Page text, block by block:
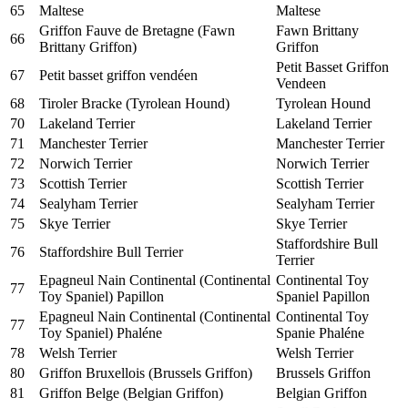
65
Maltese
Maltese
66
Griffon Fauve de Bretagne (Fawn
Brittany Griffon)
Fawn Brittany
Griffon
67
Petit basset griffon vendéen
Petit Basset Griffon
Vendeen
68
Tiroler Bracke (Tyrolean Hound)
Tyrolean Hound
70
Lakeland Terrier
Lakeland Terrier
71
Manchester Terrier
Manchester Terrier
72
Norwich Terrier
Norwich Terrier
73
Scottish Terrier
Scottish Terrier
74
Sealyham Terrier
Sealyham Terrier
75
Skye Terrier
Skye Terrier
76
Staffordshire Bull Terrier
Staffordshire Bull
Terrier
77
Epagneul Nain Continental (Continental
Toy Spaniel) Papillon
Continental Toy
Spaniel Papillon
77
Epagneul Nain Continental (Continental
Toy Spaniel) Phaléne
Continental Toy
Spanie Phaléne
78
Welsh Terrier
Welsh Terrier
80
Griffon Bruxellois (Brussels Griffon)
Brussels Griffon
81
Griffon Belge (Belgian Griffon)
Belgian Griffon